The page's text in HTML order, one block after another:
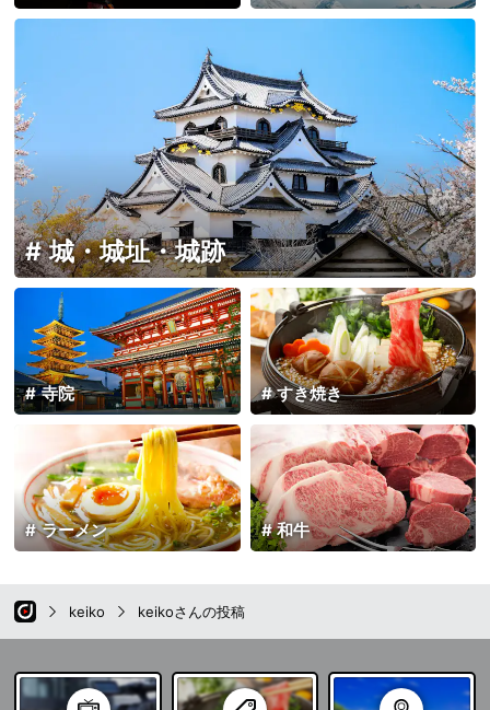
城・城址・城跡
すき焼き
寺院
和牛
ラーメン
keiko keikoさんの投稿